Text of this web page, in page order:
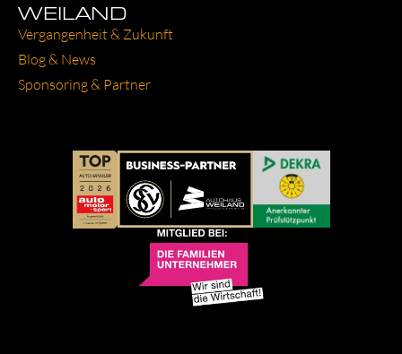
WEILAND
Ver­gan­gen­heit & Zukunft
Blog & News
Spon­so­ring & Part­ner